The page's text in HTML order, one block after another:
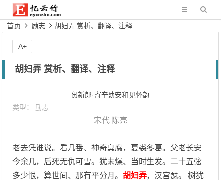
首页 励志 胡妇弄 赏析、翻译、注释
胡妇弄 赏析、翻译、注释
贺新郎·寄辛幼安和见怀韵
类型： 励志
宋代 陈亮
老去凭谁说。看几番、神奇臭腐，夏裘冬葛。父老长安
今余几，后死无仇可雪。犹未燥、当时生发。二十五弦
多少恨，算世间、那有平分月。胡妇弄，汉宫瑟。 树犹
A+